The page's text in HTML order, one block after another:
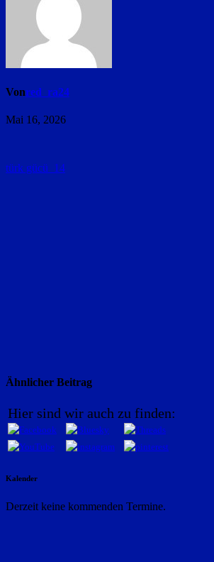
Vonred_ra24
Mai 16, 2026
Beitragsnavigation
türk gücü_14
Ähnlicher Beitrag
Hier sind wir auch zu finden:
Kalender
Derzeit keine kommenden Termine.